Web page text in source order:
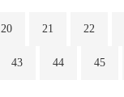
20 21 22
43 44 45